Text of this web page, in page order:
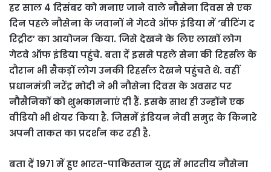
हर साल 4 दिसंबर को मनाए जाने वाले नौसेना दिवस से एक
दिन पहले नौसेना के जवानों ने गेटवे ऑफ इंडिया में ‘बीटिंग द
रिट्रीट’ का आयोजन किया. जिसे देखने के लिए लाखों लोग
गेटवे ऑफ इंडिया पहुंचे. बता दें इससे पहले सेना की रिहर्सल के
दौरान भी सैकड़ों लोग उनकी रिहर्सल देखने पहुंचते थे. वहीं
प्रधानमंत्री नरेंद्र मोदी ने भी नौसेना दिवस के अवसर पर
नौसैनिकों को शुभकामनाएं दी हैं. इसके साथ ही उन्होंने एक
वीडियो भी शेयर किया है. जिसमें इंडियन नेवी समुद्र के किनारे
अपनी ताकत का प्रदर्शन कर रही है.
बता दें 1971 में हुए भारत-पाकिस्तान युद्ध में भारतीय नौसेना